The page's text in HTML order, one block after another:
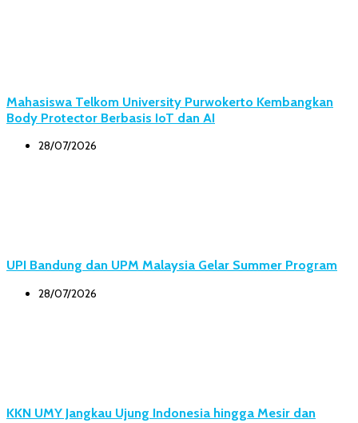
Mahasiswa Telkom University Purwokerto Kembangkan
Body Protector Berbasis IoT dan AI
28/07/2026
UPI Bandung dan UPM Malaysia Gelar Summer Program
28/07/2026
KKN UMY Jangkau Ujung Indonesia hingga Mesir dan